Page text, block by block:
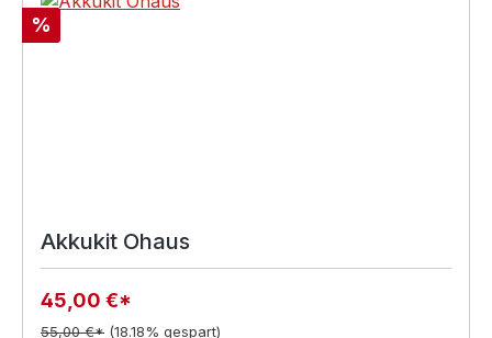
Rabatt
%
Akkukit Ohaus
45,00 €*
55,00 €* (18.18% gespart)